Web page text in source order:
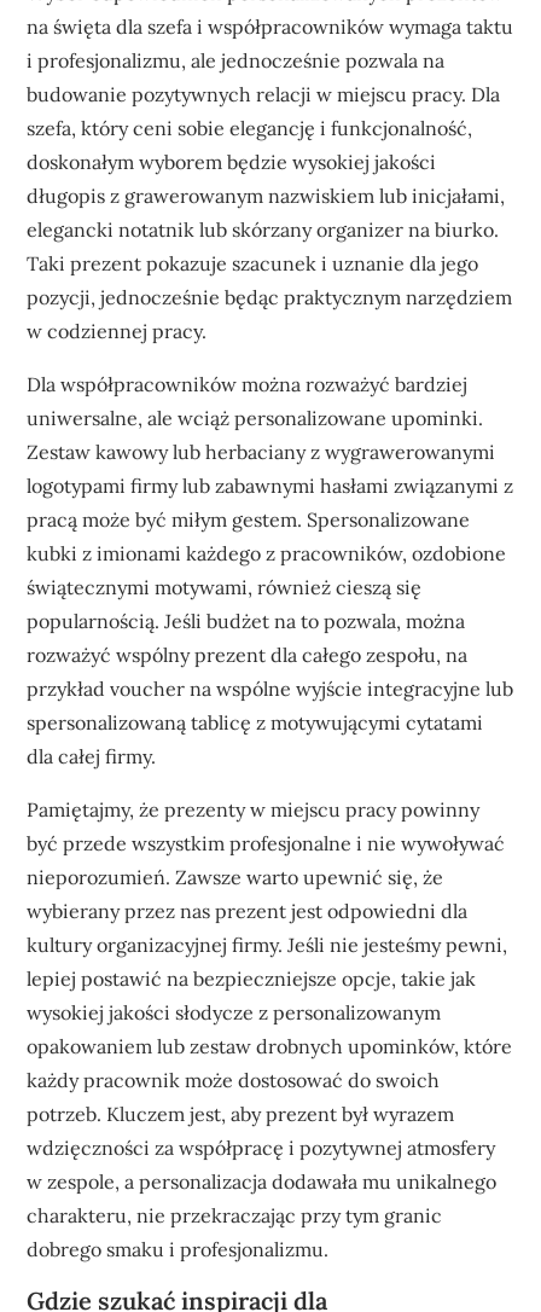
na święta dla szefa i współpracowników wymaga taktu
i profesjonalizmu, ale jednocześnie pozwala na
budowanie pozytywnych relacji w miejscu pracy. Dla
szefa, który ceni sobie elegancję i funkcjonalność,
doskonałym wyborem będzie wysokiej jakości
długopis z grawerowanym nazwiskiem lub inicjałami,
elegancki notatnik lub skórzany organizer na biurko.
Taki prezent pokazuje szacunek i uznanie dla jego
pozycji, jednocześnie będąc praktycznym narzędziem
w codziennej pracy.
Dla współpracowników można rozważyć bardziej
uniwersalne, ale wciąż personalizowane upominki.
Zestaw kawowy lub herbaciany z wygrawerowanymi
logotypami firmy lub zabawnymi hasłami związanymi z
pracą może być miłym gestem. Spersonalizowane
kubki z imionami każdego z pracowników, ozdobione
świątecznymi motywami, również cieszą się
popularnością. Jeśli budżet na to pozwala, można
rozważyć wspólny prezent dla całego zespołu, na
przykład voucher na wspólne wyjście integracyjne lub
spersonalizowaną tablicę z motywującymi cytatami
dla całej firmy.
Pamiętajmy, że prezenty w miejscu pracy powinny
być przede wszystkim profesjonalne i nie wywoływać
nieporozumień. Zawsze warto upewnić się, że
wybierany przez nas prezent jest odpowiedni dla
kultury organizacyjnej firmy. Jeśli nie jesteśmy pewni,
lepiej postawić na bezpieczniejsze opcje, takie jak
wysokiej jakości słodycze z personalizowanym
opakowaniem lub zestaw drobnych upominków, które
każdy pracownik może dostosować do swoich
potrzeb. Kluczem jest, aby prezent był wyrazem
wdzięczności za współpracę i pozytywnej atmosfery
w zespole, a personalizacja dodawała mu unikalnego
charakteru, nie przekraczając przy tym granic
dobrego smaku i profesjonalizmu.
Gdzie szukać inspiracji dla